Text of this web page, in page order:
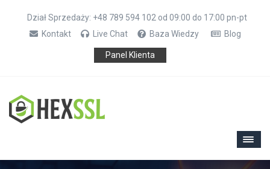
Dział Sprzedaży: +48 789 594 102 od 09:00 do 17:00 pn-pt
Kontakt
Live Chat Baza Wiedzy Blog
Panel Klienta